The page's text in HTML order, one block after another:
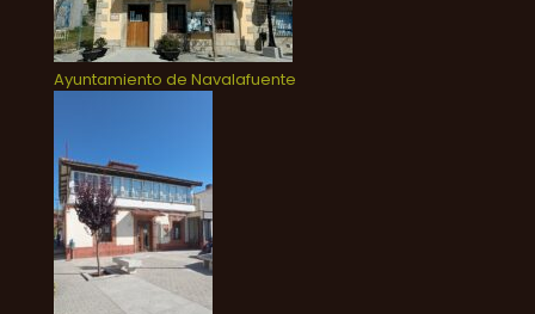
Ayuntamiento de Navalafuente